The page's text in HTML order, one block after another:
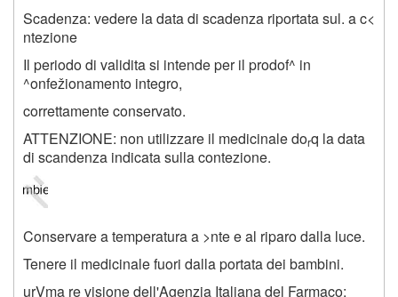
Scadenza: vedere la data di scadenza riportata sul. a c<
ntezione
Il periodo di validita si intende per il prodof^ in
^onfežionamento integro,
correttamente conservato.
ATTENZIONE: non utilizzare il medicinale dorq la data
di scandenza indicata sulla contezione.
Conservare a temperatura a >nte e al riparo dalla luce.
Tenere il medicinale fuori dalla portata dei bambini.
urVma re visione dell'Agenzia Italiana del Farmaco: